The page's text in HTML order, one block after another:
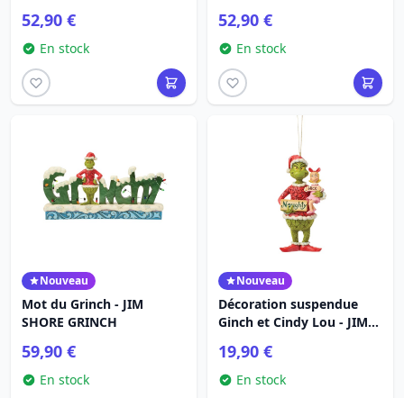
52,90 €
En stock
52,90 €
En stock
Nouveau
Mot du Grinch - JIM
SHORE GRINCH
59,90 €
En stock
Nouveau
Décoration suspendue
Ginch et Cindy Lou - JIM
19,90 €
En stock